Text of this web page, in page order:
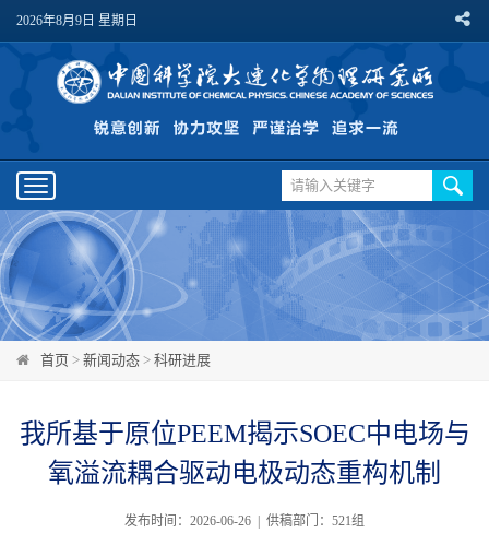
2026年8月9日 星期日
Toggle
navigation
首页 > 新闻动态 > 科研进展
我所基于原位PEEM揭示SOEC中电场与
氧溢流耦合驱动电极动态重构机制
发布时间：2026-06-26 | 供稿部门：521组